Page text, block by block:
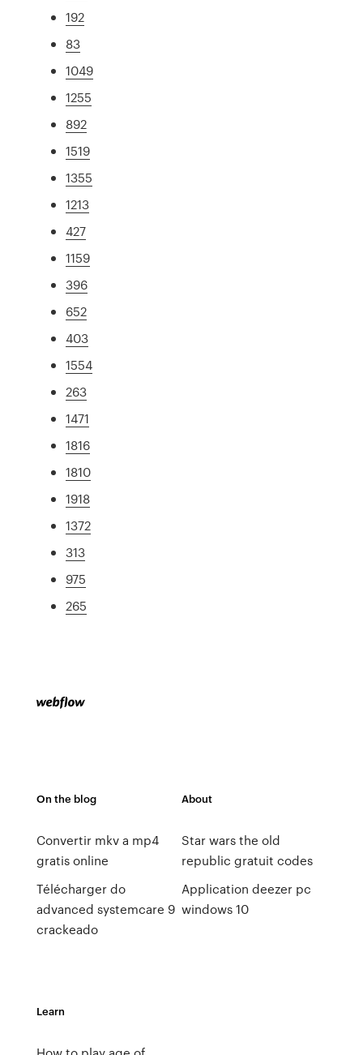
192
83
1049
1255
892
1519
1355
1213
427
1159
396
652
403
1554
263
1471
1816
1810
1918
1372
313
975
265
On the blog
Convertir mkv a mp4
gratis online
Télécharger do
advanced systemcare 9
crackeado
About
Star wars the old
republic gratuit codes
Application deezer pc
windows 10
Learn